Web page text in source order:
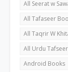
All Seerat w
All Tafaseer
All Taqrir W
All Urdu
Android Books